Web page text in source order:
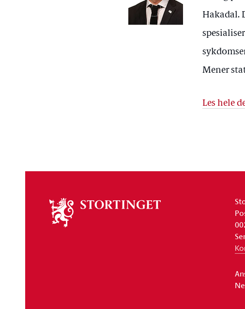
Hakadal.
Mener
Les hele
stortinget